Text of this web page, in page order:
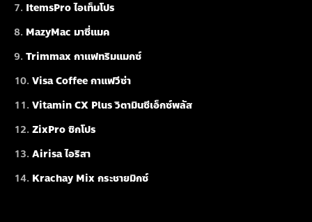
ItemsPro ไอเท็มโปร
MazyMac มาซี่แมค
Trimmax กาแฟทริมแมกซ์
Visa Coffee กาแฟวีซ่า
Vitamin CX Plus วิตามินซีเอ็กซ์พลัส
ZixPro ซิกโปร
Airisa ไอริสา
Krachay Mix กระชายมิกซ์